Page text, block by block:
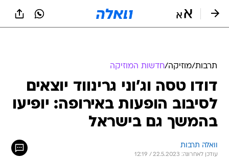
תרבות/מוזיקה/חדשות המוזיקה
דודו טסה וג'וני גרינווד יוצאים
לסיבוב הופעות באירופה: יופיעו
בהמשך גם בישראל
וואלה תרבות
עודכן לאחרונה: 22.5.2023 / 12:19